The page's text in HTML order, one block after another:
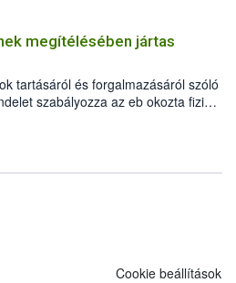
megítélésében jártas
tartásáról és forgalmazásáról szóló
szabályozza az eb okozta fizikai
keletkezésekor felmerülő
a veszélyes eb tartását és annak
megítélésében jártas szakértőt.
Cookie beállítások